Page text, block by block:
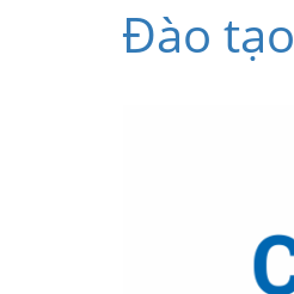
Đào tạo